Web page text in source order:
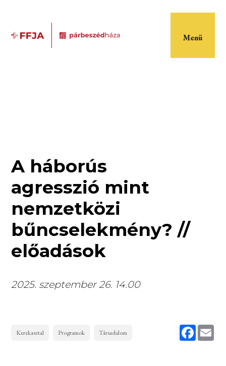
Menü
A háborús
agresszió mint
nemzetközi
bűncselekmény? //
előadások
2025. szeptember 26. 14.00
Facebook
Kerekasztal Programok Társadalom